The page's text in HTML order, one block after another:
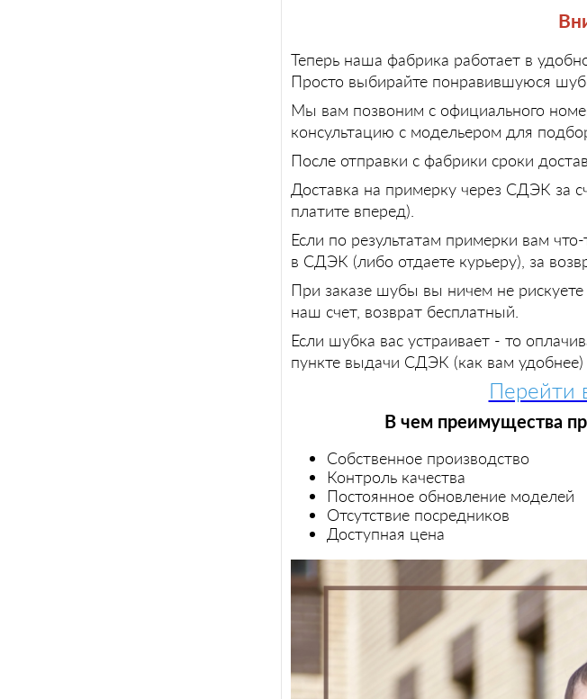
Теперь наша фабрика работает в
Просто выбирайте понравившуюся
Мы вам позвоним с официального
консультацию с модельером для
После отправки с фабрики сроки
Доставка на примерку через СДЭК за
платите вперед).
Если по результатам примерки вам
в СДЭК (либо отдаете курьеру), за
При заказе шубы вы ничем не
наш счет, возврат бесплатный.
Если шубка вас устраивает - то
пункте выдачи СДЭК (как вам удобнее)
Перейти
В чем преимущества
Собственное производство
Контроль качества
Постоянное обновление моделей
Отсутствие посредников
Доступная цена